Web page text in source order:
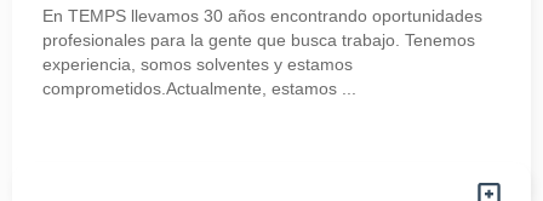
En TEMPS llevamos 30 años encontrando oportunidades
profesionales para la gente que busca trabajo. Tenemos
experiencia, somos solventes y estamos
comprometidos.Actualmente, estamos ...